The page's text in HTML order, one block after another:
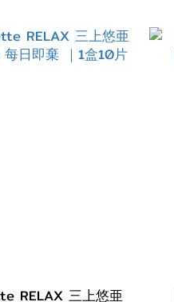
RELAX 三上悠亜